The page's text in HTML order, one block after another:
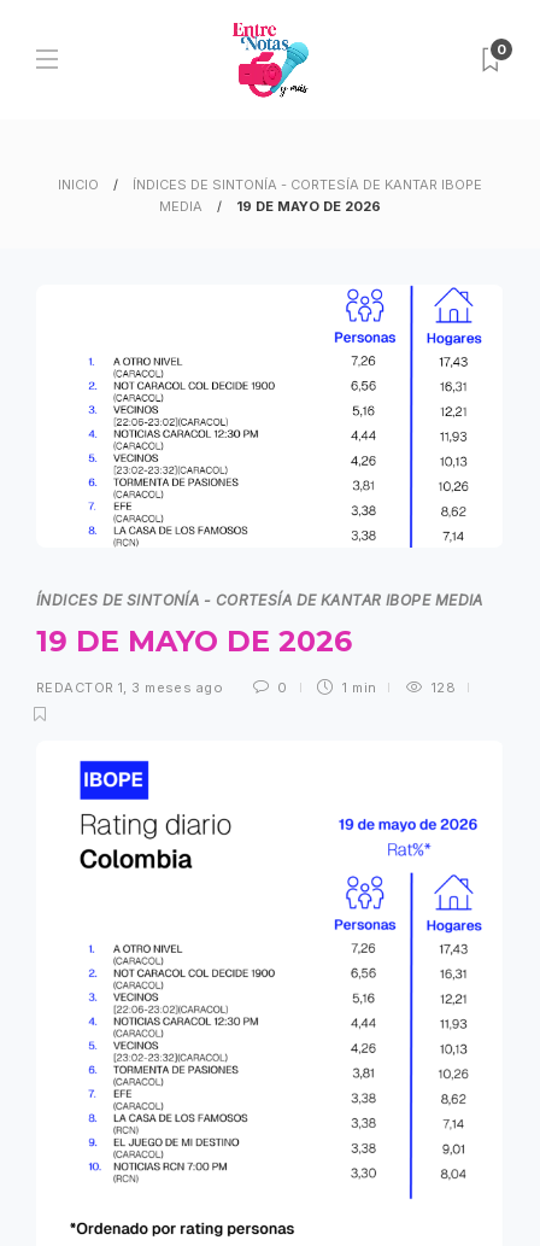
0
INICIO
ÍNDICES DE SINTONÍA - CORTESÍA DE KANTAR IBOPE
MEDIA
19 DE MAYO DE 2026
ÍNDICES DE SINTONÍA - CORTESÍA DE KANTAR IBOPE MEDIA
19 DE MAYO DE 2026
REDACTOR 1, 3 meses ago 0 1 min 128